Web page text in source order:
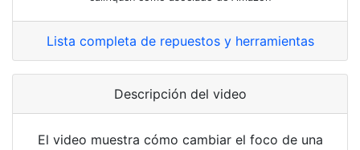
Lista completa de repuestos y herramientas
Descripción del video
El video muestra cómo cambiar el foco de una